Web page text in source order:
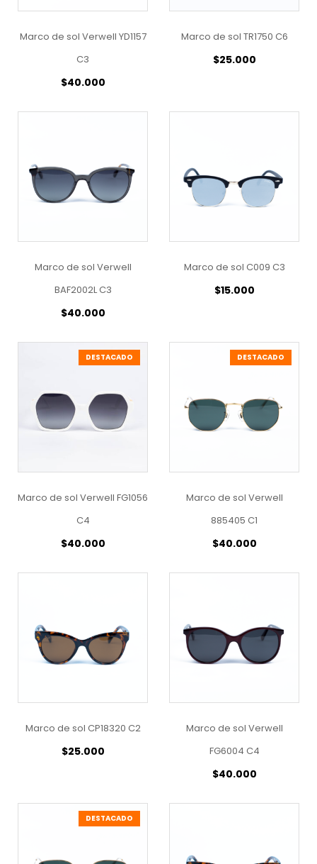
Marco de sol Verwell YD1157
C3
$40.000
Marco de sol TR1750 C6
$25.000
Marco de sol Verwell
BAF2002L C3
$40.000
Marco de sol C009 C3
$15.000
DESTACADO
Marco de sol Verwell FG1056
C4
$40.000
DESTACADO
Marco de sol Verwell
885405 C1
$40.000
Marco de sol CP18320 C2
$25.000
Marco de sol Verwell
FG6004 C4
$40.000
DESTACADO